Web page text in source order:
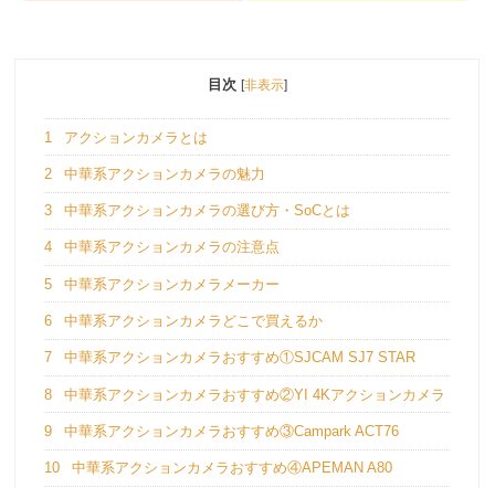
目次 [非表示]
1 アクションカメラとは
2 中華系アクションカメラの魅力
3 中華系アクションカメラの選び方・SoCとは
4 中華系アクションカメラの注意点
5 中華系アクションカメラメーカー
6 中華系アクションカメラどこで買えるか
7 中華系アクションカメラおすすめ①SJCAM SJ7 STAR
8 中華系アクションカメラおすすめ②YI 4Kアクションカメラ
9 中華系アクションカメラおすすめ③Campark ACT76
10 中華系アクションカメラおすすめ④APEMAN A80